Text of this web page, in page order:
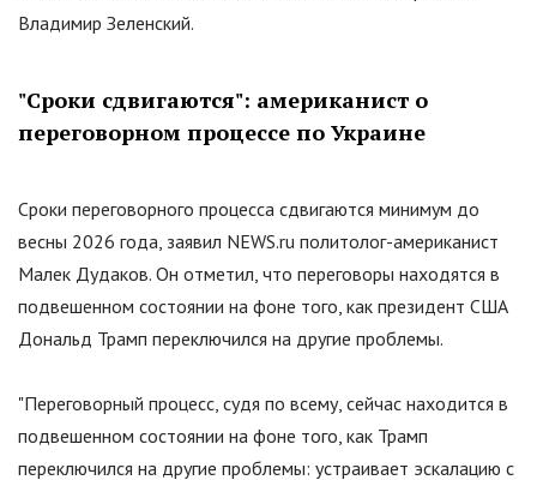
Владимир Зеленский.
"Сроки сдвигаются": американист о
переговорном процессе по Украине
Сроки переговорного процесса сдвигаются минимум до
весны 2026 года, заявил NEWS.ru политолог-американист
Малек Дудаков. Он отметил, что переговоры находятся в
подвешенном состоянии на фоне того, как президент США
Дональд Трамп переключился на другие проблемы.
"Переговорный процесс, судя по всему, сейчас находится в
подвешенном состоянии на фоне того, как Трамп
переключился на другие проблемы: устраивает эскалацию с